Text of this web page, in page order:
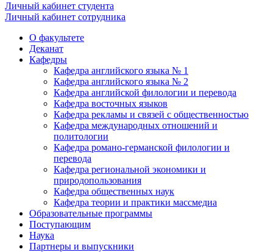
Личный кабинет студента
Личный кабинет сотрудника
О факультете
Деканат
Кафедры
Кафедра английского языка № 1
Кафедра английского языка № 2
Кафедра английской филологии и перевода
Кафедра восточных языков
Кафедра рекламы и связей с общественностью
Кафедра международных отношений и
политологии
Кафедра романо-германской филологии и
перевода
Кафедра региональной экономики и
природопользования
Кафедра общественных наук
Кафедра теории и практики массмедиа
Образовательные программы
Поступающим
Наука
Партнеры и выпускники